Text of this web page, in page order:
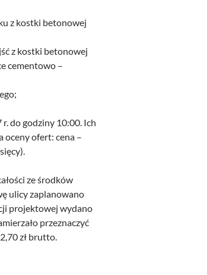
z kostki betonowej
z kostki betonowej
cementowo –
do godziny 10:00. Ich
oceny ofert: cena –
ze środków
ulicy zaplanowano
projektowej wydano
przeznaczyć
zł brutto.